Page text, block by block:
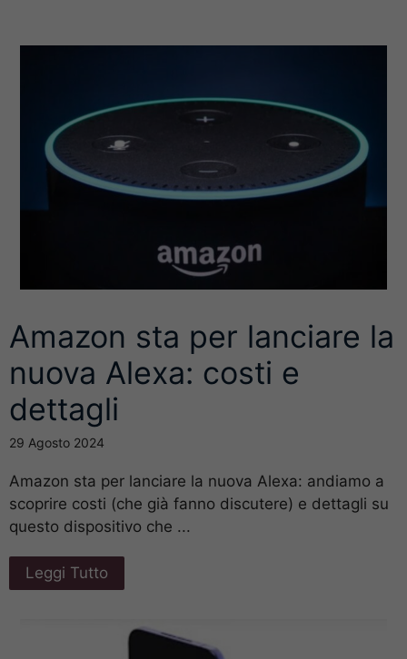
Amazon sta per lanciare la
nuova Alexa: costi e
dettagli
29 Agosto 2024
Amazon sta per lanciare la nuova Alexa: andiamo a
scoprire costi (che già fanno discutere) e dettagli su
questo dispositivo che ...
Leggi Tutto